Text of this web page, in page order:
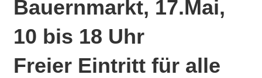
Bauernmarkt, 17.Mai,
10 bis 18 Uhr
Freier Eintritt für alle